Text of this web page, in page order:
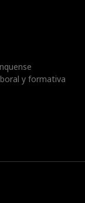
y formativa